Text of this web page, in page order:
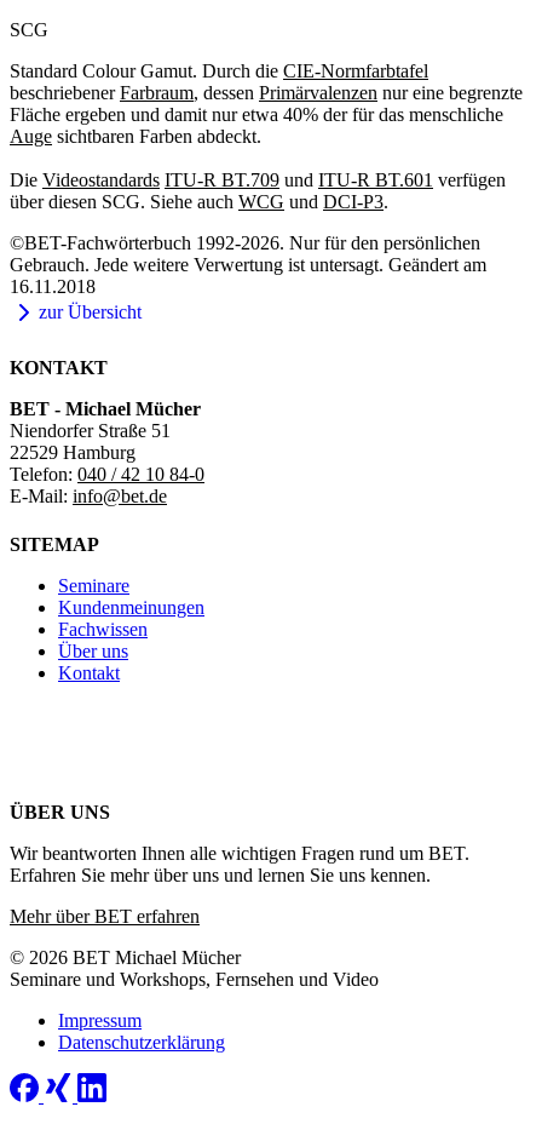
SCG
Standard Colour Gamut. Durch die CIE-Normfarbtafel
beschriebenerFarbraum, dessen Primärvalenzen nur eine begrenzte
Fläche ergeben und damit nur etwa 40% der für das menschliche
Auge sichtbaren Farben abdeckt.
Die Videostandards ITU-R BT.709 und ITU-R BT.601 verfügen
über diesen SCG. Siehe auch WCG und DCI-P3.
©BET-Fachwörterbuch 1992-2026. Nur für den persönlichen
Gebrauch. Jede weitere Verwertung ist untersagt. Geändert am
16.11.2018
zur Übersicht
KONTAKT
BET - Michael Mücher
Niendorfer Straße 51
22529 Hamburg
Telefon: 040 / 42 10 84-0
E-Mail: info@bet.de
SITEMAP
Seminare
Kundenmeinungen
Fachwissen
Über uns
Kontakt
ÜBER UNS
Wir beantworten Ihnen alle wichtigen Fragen rund um BET.
Erfahren Sie mehr über uns und lernen Sie uns kennen.
Mehr über BET erfahren
© 2026 BET Michael Mücher
Seminare und Workshops, Fernsehen und Video
Impressum
Datenschutzerklärung